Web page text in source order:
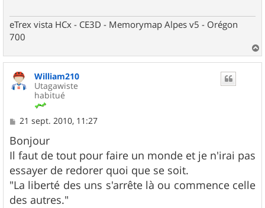
eTrex vista HCx - CE3D - Memorymap Alpes v5 - Orégon
700
a
William210
Utagawiste
habitué
M
s
s
a
g
e
21 sept. 2010, 11:27
Bonjour
Il faut de tout pour faire un monde et je n'irai pas
essayer de redorer quoi que se soit.
"La liberté des uns s'arrête là ou commence celle
des autres."